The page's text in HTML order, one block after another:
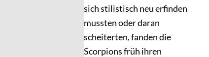
sich stilistisch neu erfinden
mussten oder daran
scheiterten, fanden die
Scorpions früh ihren